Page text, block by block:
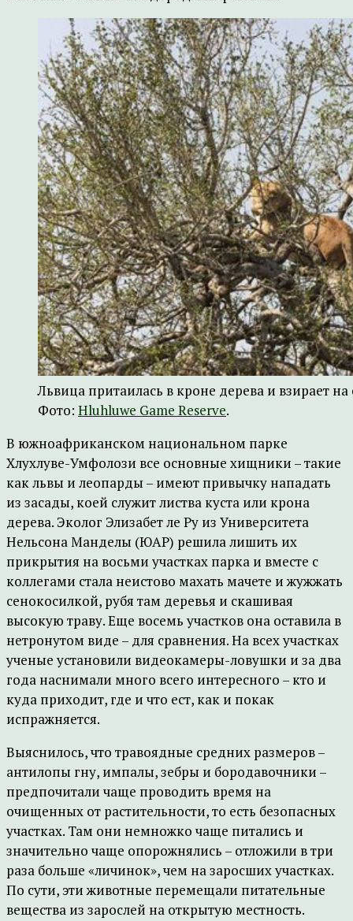
Львица притаилась в кроне дерева и взирает
Фото: Hluhluwe Game Reserve.
В южноафриканском национальном парке
Хлухлуве-Умфолози все основные хищники – такие
как львы и леопарды – имеют привычку нападать
из засады, коей служит листва куста или крона
дерева. Эколог Элизабет ле Ру из Университета
Нельсона Манделы (ЮАР) решила лишить их
прикрытия на восьми участках парка и вместе с
коллегами стала неистово махать мачете и жужжать
сенокосилкой, рубя там деревья и скашивая
высокую траву. Еще восемь участков она оставила в
нетронутом виде – для сравнения. На всех участках
ученые установили видеокамеры-ловушки и за два
года наснимали много всего интересного – кто и
куда приходит, где и что ест, как и покак
испражняется.
Выяснилось, что травоядные средних размеров –
антилопы гну, импалы, зебры и бородавочники –
предпочитали чаще проводить время на
очищенных от растительности, то есть безопасных
участках. Там они немножко чаще питались и
значительно чаще опорожнялись – отложили в три
раза больше «личинок», чем на заросших участках.
По сути, эти животные перемещали питательные
вещества из зарослей на открытую местность.